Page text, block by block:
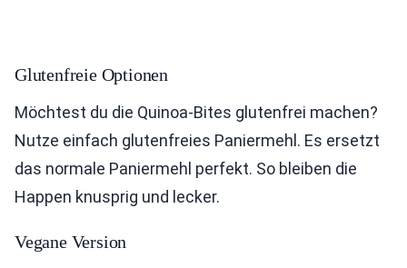
Glutenfreie Optionen
Möchtest du die Quinoa-Bites glutenfrei machen?
Nutze einfach glutenfreies Paniermehl. Es ersetzt
das normale Paniermehl perfekt. So bleiben die
Happen knusprig und lecker.
Vegane Version